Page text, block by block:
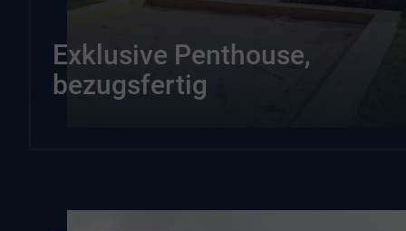
Exklusive Penthouse,
bezugsfertig